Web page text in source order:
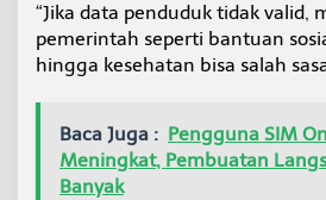
“Jika data penduduk tidak valid,
pemerintah seperti bantuan
hingga kesehatan bisa salah
Baca Juga : Pengguna SIM
Meningkat, Pembuatan
Banyak